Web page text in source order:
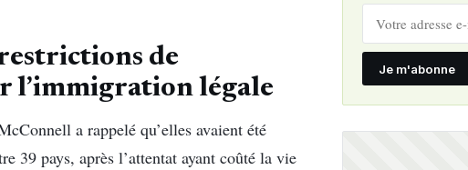
de
l’immigration légale
a rappelé qu’elles avaient été
39 pays, après l’attentat ayant coûté la vie
Je m'abonne